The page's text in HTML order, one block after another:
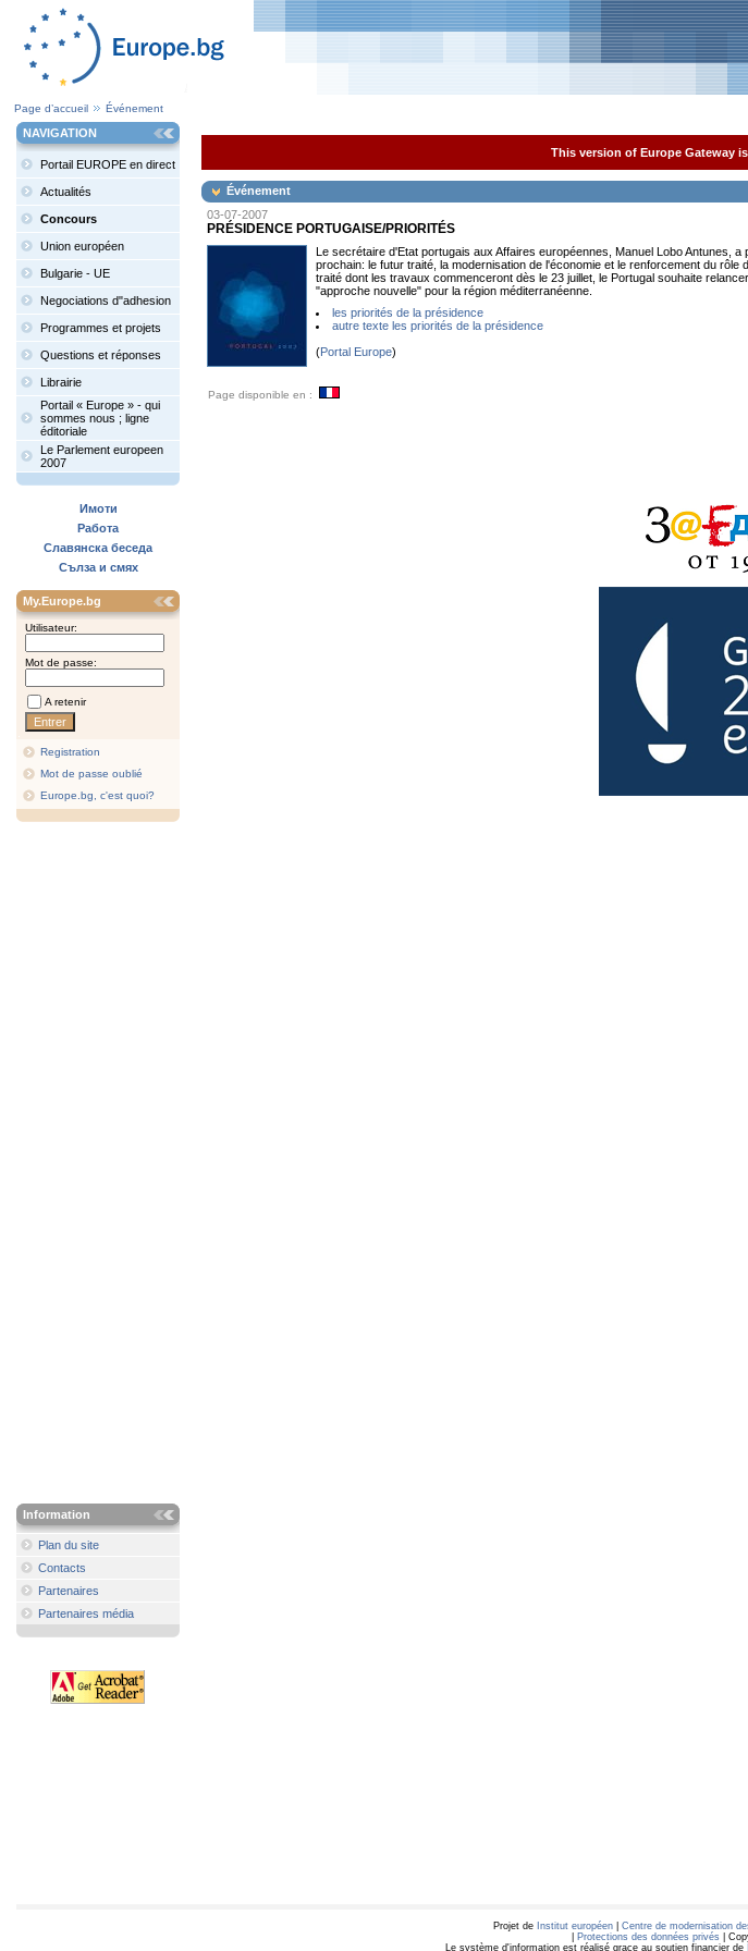
Page d’accueil Événement
NAVIGATION
Portail EUROPE en direct
Actualités
Concours
Union européen
Bulgarie - UE
Negociations d"adhesion
Programmes et projets
Questions et réponses
Librairie
Portail « Europe » - qui
sommes nous ; ligne
éditoriale
Le Parlement europeen
2007
Имоти
Работа
Славянска беседа
Сълза и смях
My.Europe.bg
Utilisateur:
Mot de passe:
A retenir
Registration
Mot de passe oublié
Europe.bg, c'est quoi?
Information
Plan du site
Contacts
Partenaires
Partenaires média
This version of Europe Gateway
Événement
03-07-2007
PRÉSIDENCE PORTUGAISE/PRIORITÉS
Le secrétaire d'Etat portugais aux Affaires européennes, Manuel Lobo Antunes,
prochain: le futur traité, la modernisation de l'économie et le renforcement du
traité dont les travaux commenceront dès le 23 juillet, le Portugal souhaite
"approche nouvelle" pour la région méditerranéenne.
les priorités de la présidence
autre texte les priorités de la présidence
(Portal Europe)
Page disponible en :
Projet de Institut européen Centre de modernisation
Protections des données privés|
Le système d'information est réalisé grace au soutien financier de